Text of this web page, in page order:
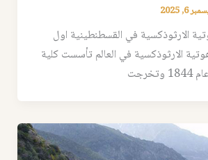
6, 2025
الارثوذكسية في القسطنطينية اول
الارثوذكسية في العالم تأسست كلية